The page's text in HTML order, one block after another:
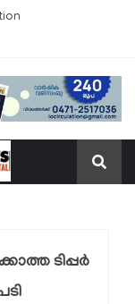
ടിപ്പര്‍